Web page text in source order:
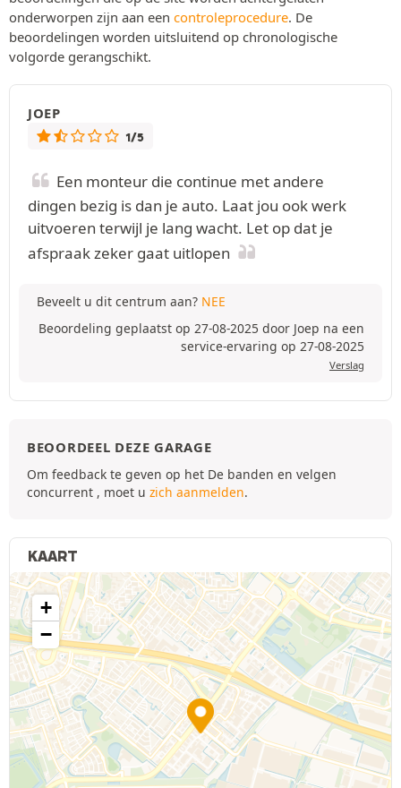
onderworpen zijn aan een controleprocedure. De
beoordelingen worden uitsluitend op chronologische
volgorde gerangschikt.
JOEP
1/5
Een monteur die continue met andere
dingen bezig is dan je auto. Laat jou ook werk
uitvoeren terwijl je lang wacht. Let op dat je
afspraak zeker gaat uitlopen
Beveelt u dit centrum aan? NEE
Beoordeling geplaatst op 27-08-2025 door Joep na een
service-ervaring op 27-08-2025
Verslag
BEOORDEEL DEZE GARAGE
Om feedback te geven op het De banden en velgen
concurrent , moet u zich aanmelden.
KAART
+
−